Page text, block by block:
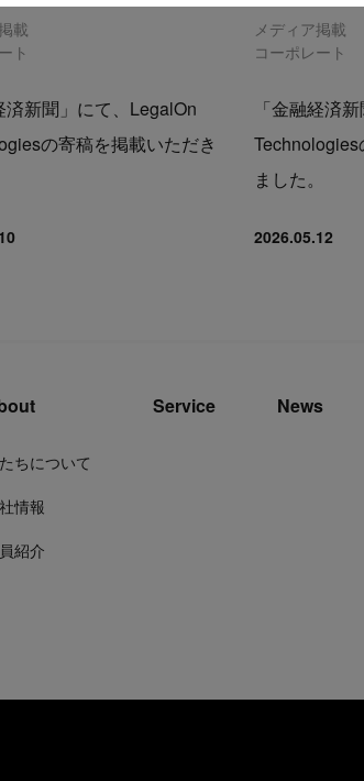
載
ト
済新聞」にて、LegalOn
の寄稿を掲載いただき
メディア掲載
コーポレート
「金融経済
ました。
2026.05.12
ちについて
情報
紹介
Service News